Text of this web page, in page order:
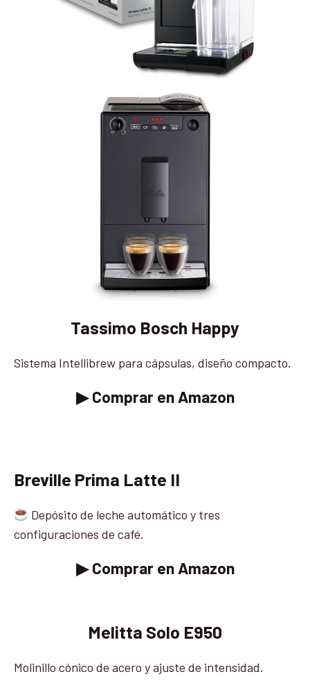
Tassimo Bosch Happy
Sistema Intellibrew para cápsulas, diseño compacto.
▶ Comprar en Amazon
Breville Prima Latte II
Depósito de leche automático y tres
configuraciones de café.
▶ Comprar en Amazon
Melitta Solo E950
Molinillo cónico de acero y ajuste de intensidad.